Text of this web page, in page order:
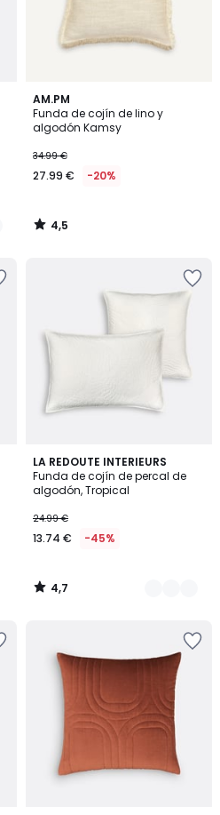
AM.PM
Funda de cojín de lino y
algodón Kamsy
34.99 €
27.99 € -20%
4,5
/ 5
4,5
/
LA REDOUTE INTERIEURS
Funda de cojín de percal de
algodón, Tropical
24.99 €
13.74 € -45%
4,7
/ 5
5
Colores
4,7
/